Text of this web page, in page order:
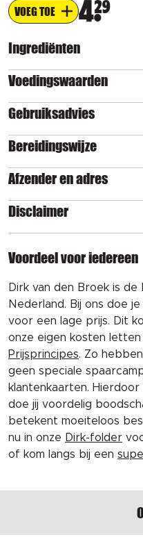
VOEG TOE 429
Ingrediënten
Voedingswaarden
Gebruiksadvies
Bereidingswijze
Afzender en adres
Disclaimer
Voordeel voor iedereen
Dirk van den Broek is
Nederland. Bij ons doe
voor een lage prijs. Dit
onze eigen kosten
Prijsprincipes. Zo
geen speciale
klantenkaarten.
doe jij voordelig
betekent moeiteloos
nu in onze Dirk-folder
of kom langs bij een